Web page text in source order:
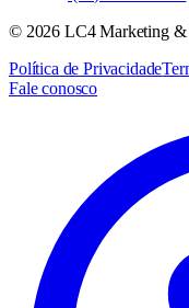
© 2026 LC4 Marketing &
Política de Privacidade
Fale conosco